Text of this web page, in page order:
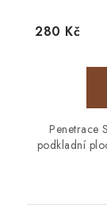
280 Kč
Penetrace
podkladní